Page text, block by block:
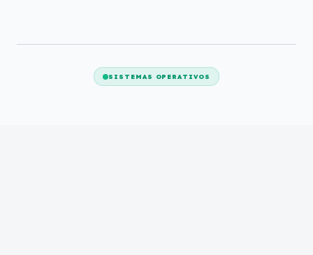
SISTEMAS OPERATIVOS